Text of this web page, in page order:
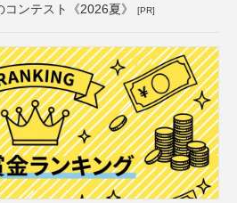
ンテスト《2026夏》 [PR]